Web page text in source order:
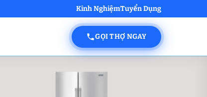
Kinh NghiệmTuyển Dụng
GỌI THỢ NGAY